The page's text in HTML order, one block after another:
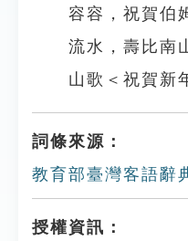
容容，祝賀伯
流水，壽比南
山歌＜祝賀新
詞條來源：
教育部臺灣客語辭
授權資訊：